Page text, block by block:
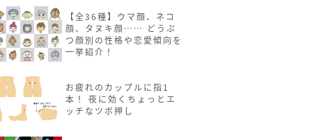
【全36種】ウマ顔、ネコ
顔、タヌキ顔…… どうぶ
つ顔別の性格や恋愛傾向を
一挙紹介！
お疲れのカップルに指1
本！ 夜に効くちょっとエ
ッチなツボ押し